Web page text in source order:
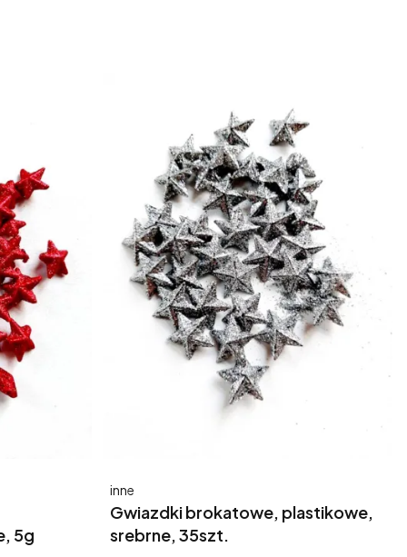
5g
Gwiazdki brokatowe, plastikowe,
srebrne, 35szt.
Producent
inne